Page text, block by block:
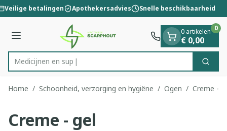
Ga naar de inhoud
1 van 1
Veilige betalingen Apothekersadvies Snelle beschikbaarheid
Menu
Product, merk, categorie... Zoek
0 artikelen
€ 0,00
0
Home / Schoonheid, verzorging en hygiëne / Ogen / Creme -
Creme - gel